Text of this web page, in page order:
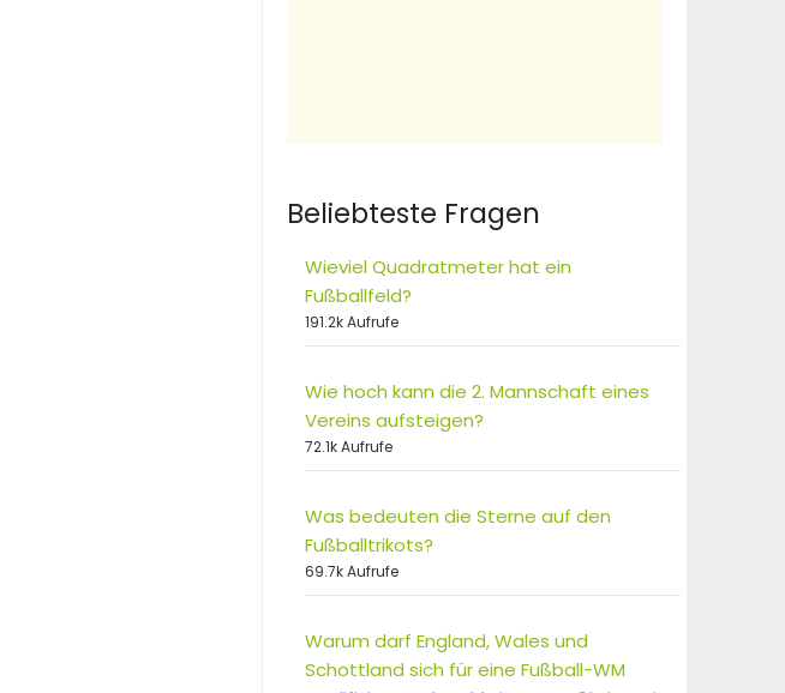
Beliebteste Fragen
Wieviel Quadratmeter hat ein
Fußballfeld?
191.2k Aufrufe
Wie hoch kann die 2. Mannschaft eines
Vereins aufsteigen?
72.1k Aufrufe
Was bedeuten die Sterne auf den
Fußballtrikots?
69.7k Aufrufe
Warum darf England, Wales und
Schottland sich für eine Fußball-WM